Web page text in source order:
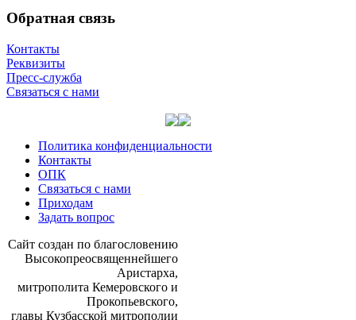
Обратная связь
Контакты
Реквизиты
Пресс-служба
Связаться с нами
Политика конфиденциальности
Контакты
ОПК
Связаться с нами
Приходам
Задать вопрос
Сайт со­здан по бла­го­сло­ве­нию
Вы­со­ко­прео­свя­щен­ней­ше­го
Ари­стар­ха,
мит­ро­по­ли­та Ке­ме­ров­ско­го и
Про­ко­пьев­ско­го,
гла­вы Куз­бас­ской мит­ро­по­лии